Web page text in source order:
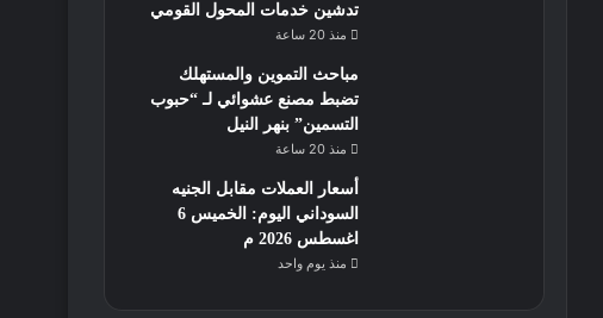
تدشين خدمات المحول القومي
منذ 20 ساعة
مباحث التموين والمستهلك
تضبط مصنع عشوائي لـ “حبوب
التسمين” بنهر النيل
منذ 20 ساعة
أسعار العملات مقابل الجنيه
السوداني اليوم: الخميس 6
اغسطس 2026 م
منذ يوم واحد